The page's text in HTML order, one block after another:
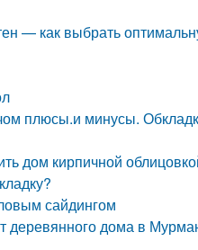
— как выбрать
плюсы.и минусы.
дом кирпичной
сайдингом
деревянного дома в